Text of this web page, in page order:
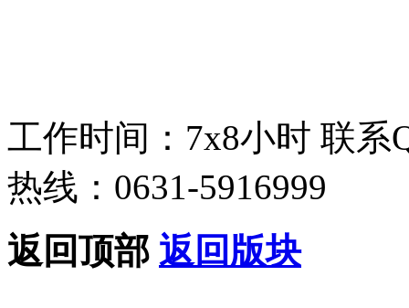
工作时间：7x8小时 联系
热线：0631-5916999
返回顶部 返回版块